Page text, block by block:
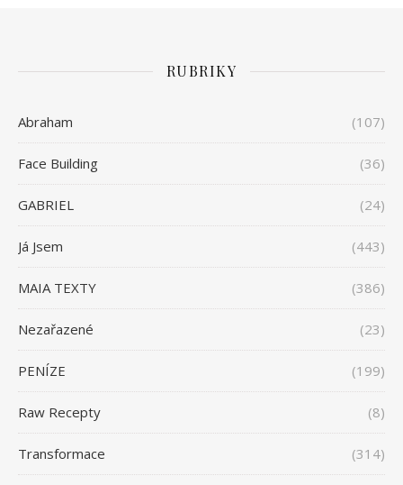
RUBRIKY
Abraham (107)
Face Building (36)
GABRIEL (24)
Já Jsem (443)
MAIA TEXTY (386)
Nezařazené (23)
PENÍZE (199)
Raw Recepty (8)
Transformace (314)